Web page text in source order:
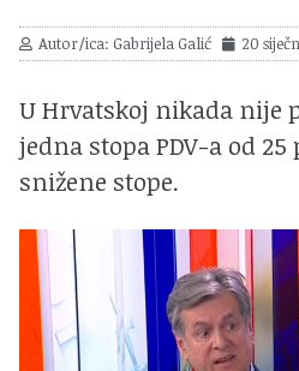
Autor/ica: Gabrijela Galić 20
U Hrvatskoj nikada nije
jedna stopa PDV-a od
snižene stope.